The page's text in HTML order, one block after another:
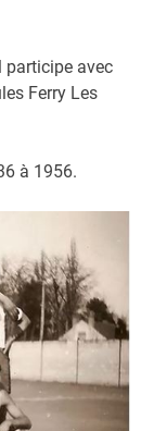
participe avec
Ferry Les
à 1956.